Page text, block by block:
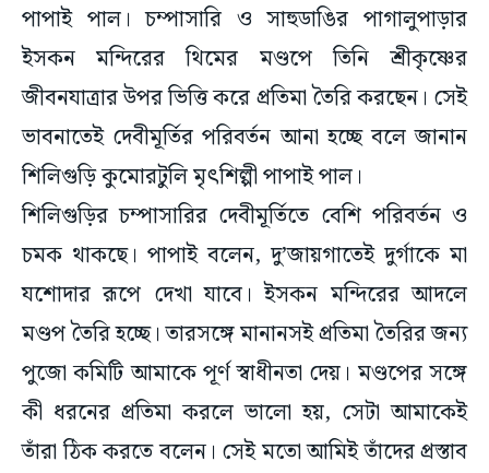
পাপাই পাল। চম্পাসারি ও সাহুডাঙির পাগালুপাড়ার
ইসকন মন্দিরের থিমের মণ্ডপে তিনি শ্রীকৃষ্ণের
জীবনযাত্রার উপর ভিত্তি করে প্রতিমা তৈরি করছেন। সেই
ভাবনাতেই দেবীমূর্তির পরিবর্তন আনা হচ্ছে বলে জানান
শিলিগুড়ি কুমোরটুলি মৃৎশিল্পী পাপাই পাল।
শিলিগুড়ির চম্পাসারির দেবীমূর্তিতে বেশি পরিবর্তন ও
চমক থাকছে। পাপাই বলেন, দু’জায়গাতেই দুর্গাকে মা
যশোদার রূপে দেখা যাবে। ইসকন মন্দিরের আদলে
মণ্ডপ তৈরি হচ্ছে। তারসঙ্গে মানানসই প্রতিমা তৈরির জন্য
পুজো কমিটি আমাকে পূর্ণ স্বাধীনতা দেয়। মণ্ডপের সঙ্গে
কী ধরনের প্রতিমা করলে ভালো হয়, সেটা আমাকেই
তাঁরা ঠিক করতে বলেন। সেই মতো আমিই তাঁদের প্রস্তাব